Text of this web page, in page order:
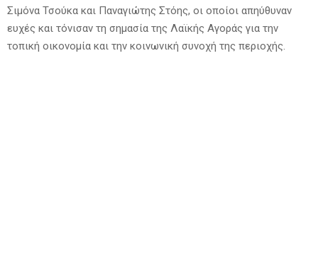
Σιμόνα Τσούκα και Παναγιώτης Στόης, οι οποίοι απηύθυναν
ευχές και τόνισαν τη σημασία της Λαϊκής Αγοράς για την
τοπική οικονομία και την κοινωνική συνοχή της περιοχής.